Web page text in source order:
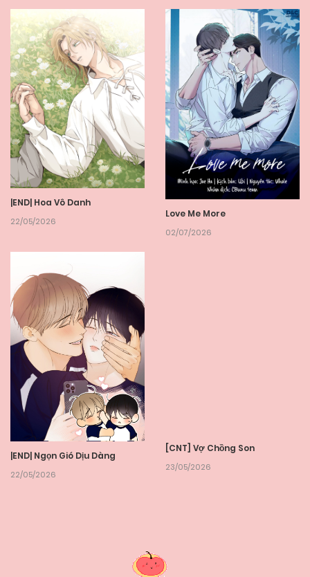
|END| Hoa Vô Danh
22/05/2026
Love Me More
02/07/2026
|END| Ngọn Gió Dịu Dàng
22/05/2026
[CNT] Vợ Chồng Son